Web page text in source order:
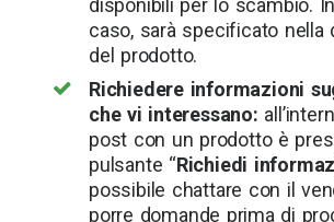
disponibili per lo scambio.
caso, sarà specificato nella
del prodotto.
Richiedere informazioni
che vi interessano:
post con un prodotto è
pulsante “Richiedi
possibile chattare con il
porre domande prima di